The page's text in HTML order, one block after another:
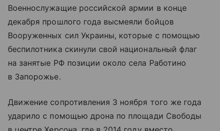
Военнослужащие российской армии в конце
декабря прошлого года высмеяли бойцов
Вооруженных сил Украины, которые с помощью
беспилотника скинули свой национальный флаг
на занятые РФ позиции около села Работино
в Запорожье.
Движение сопротивления 3 ноября того же года
ударило с помощью дрона по площади Свободы